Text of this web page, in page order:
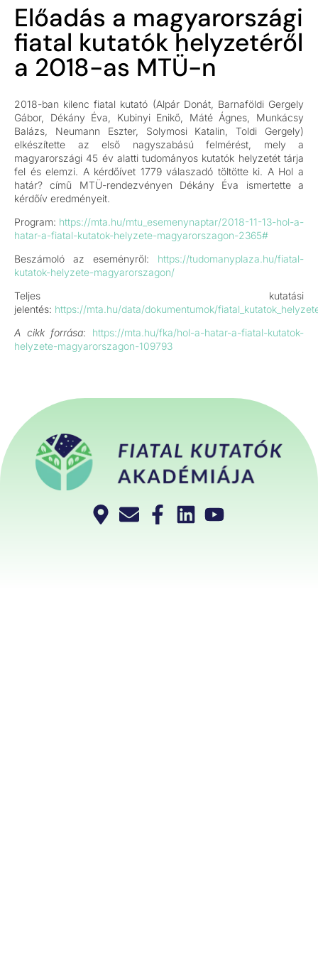
Előadás a magyarországi
fiatal kutatók helyzetéről
a 2018-as MTÜ-n
2018-ban kilenc fiatal kutató (Alpár Donát, Barnaföldi Gergely
Gábor, Dékány Éva, Kubinyi Enikő, Máté Ágnes, Munkácsy
Balázs, Neumann Eszter, Solymosi Katalin, Toldi Gergely)
elkészítette az első nagyszabású felmérést, mely a
magyarországi 45 év alatti tudományos kutatók helyzetét tárja
fel és elemzi. A kérdőívet 1779 válaszadó töltötte ki. A Hol a
határ? című MTÜ-rendezvényen Dékány Éva ismertette a
kérdőív eredményeit.
Program: https://mta.hu/mtu_esemenynaptar/2018-11-13-hol-a-
hatar-a-fiatal-kutatok-helyzete-magyarorszagon-2365#
Beszámoló az eseményről: https://tudomanyplaza.hu/fiatal-
kutatok-helyzete-magyarorszagon/
Teljes kutatási
jelentés: https://mta.hu/data/dokumentumok/
A cikk forrása: https://mta.hu/fka/hol-a-hatar-a-fiatal-kutatok-
helyzete-magyarorszagon-109793